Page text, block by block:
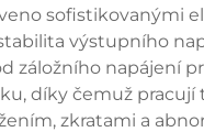
sofistikovanými
výstupního
záložního napájení
díky čemuž pracují
zkratami a